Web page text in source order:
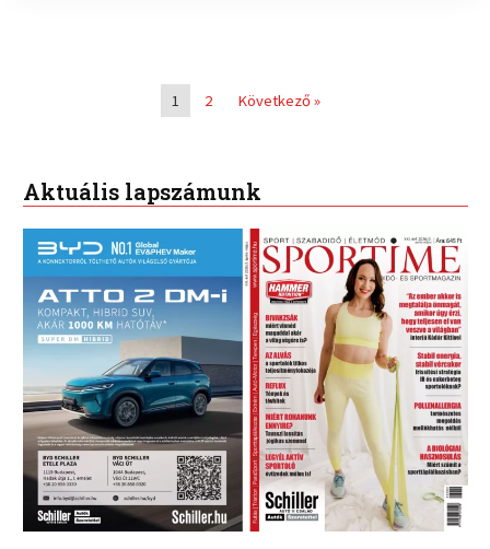
1 2 Következő »
Aktuális lapszámunk